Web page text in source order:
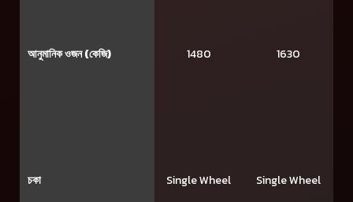
আনুমানিক ওজন (কেজি)
চকা
1480
Single Wheel
1630
Single Wheel